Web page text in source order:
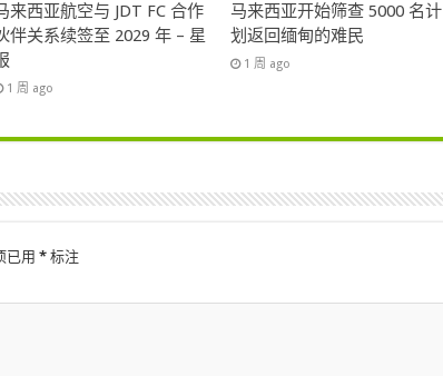
来西亚航空与 JDT FC 合作
伴关系续签至 2029 年 – 星
1 周 ago
马来西亚开始筛查 5000 名计
划返回缅甸的难民
1 周 ago
已用 *标注